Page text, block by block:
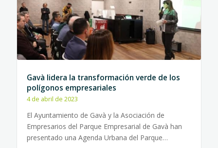
Gavà lidera la transformación verde de los
polígonos empresariales
4 de abril de 2023
El Ayuntamiento de Gavà y la Asociación de
Empresarios del Parque Empresarial de Gavà han
presentado una Agenda Urbana del Parque…